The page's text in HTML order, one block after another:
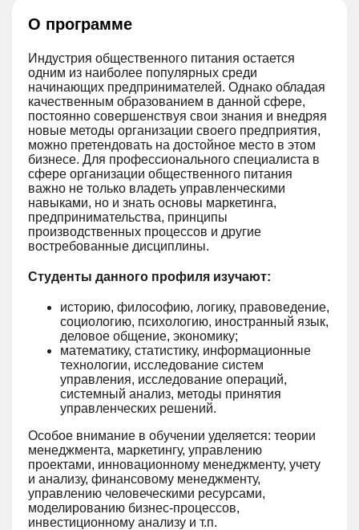
О программе
Индустрия общественного питания остается
одним из наиболее популярных среди
начинающих предпринимателей. Однако обладая
качественным образованием в данной сфере,
постоянно совершенствуя свои знания и внедряя
новые методы организации своего предприятия,
можно претендовать на достойное место в этом
бизнесе. Для профессионального специалиста в
сфере организации общественного питания
важно не только владеть управленческими
навыками, но и знать основы маркетинга,
предпринимательства, принципы
производственных процессов и другие
востребованные дисциплины.
Студенты данного профиля изучают:
историю, философию, логику, правоведение,
социологию, психологию, иностранный язык,
деловое общение, экономику;
математику, статистику, информационные
технологии, исследование систем
управления, исследование операций,
системный анализ, методы принятия
управленческих решений.
Особое внимание в обучении уделяется: теории
менеджмента, маркетингу, управлению
проектами, инновационному менеджменту, учету
и анализу, финансовому менеджменту,
управлению человеческими ресурсами,
моделированию бизнес-процессов,
инвестиционному анализу и т.п.